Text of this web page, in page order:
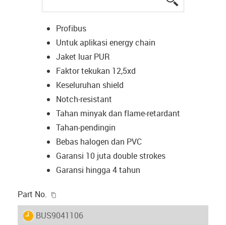
Profibus
Untuk aplikasi energy chain
Jaket luar PUR
Faktor tekukan 12,5xd
Keseluruhan shield
Notch-resistant
Tahan minyak dan flame-retardant
Tahan-pendingin
Bebas halogen dan PVC
Garansi 10 juta double strokes
Garansi hingga 4 tahun
Part No.
igus-icon-lieferzeit
BUS9041106